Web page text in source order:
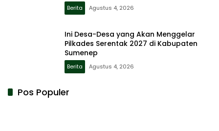
Berita Agustus 4, 2026
Ini Desa-Desa yang Akan Menggelar
Pilkades Serentak 2027 di Kabupaten
Sumenep
Berita Agustus 4, 2026
Pos Populer